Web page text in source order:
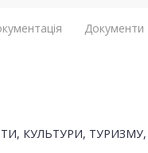
Документи
КУЛЬТУРИ,